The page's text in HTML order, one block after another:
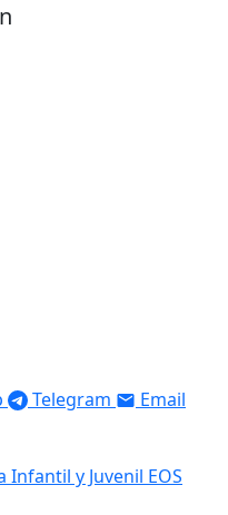
Telegram Email
y Juvenil EOS